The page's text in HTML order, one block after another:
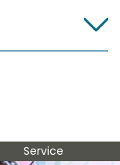
Service